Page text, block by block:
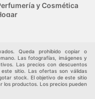
y Cosmética
Queda prohibido copiar o
Las fotografías, imágenes y
Las precios con descuentos
sitio. Las ofertas son válidas
stock. El objetivo de este sitio
los productos. Los precios pueden